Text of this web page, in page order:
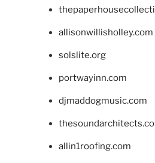
allisonwillisholley.com
solslite.org
portwayinn.com
djmaddogmusic.com
allin1roofing.com